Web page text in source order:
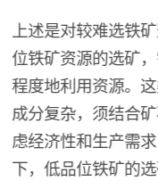
上述是对较难选铁
位铁矿资源的选矿
程度地利用资源。
成分复杂，须结合
虑经济性和生产需
下，低品位铁矿的